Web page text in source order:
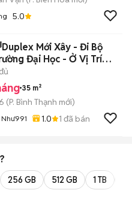
5.0
Mới Xây - Đi Bộ
Đại Học - Ở Vị Trí
35 m²
(P. Bình Thạnh mới)
1.0 1 đã bán
256 GB 512 GB 1 TB